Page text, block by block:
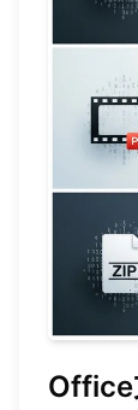
Office